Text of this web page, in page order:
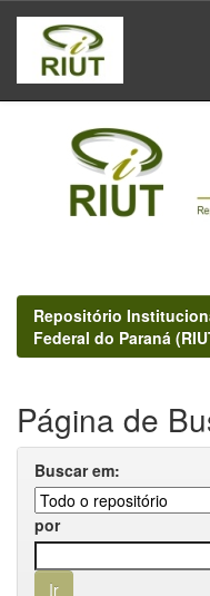
Skip
navigation
Repositório
Federal do Paraná
Página de
Buscar em:
por